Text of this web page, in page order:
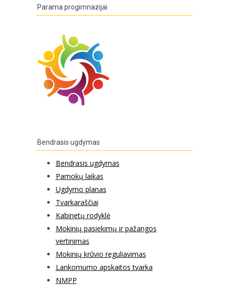
Parama progimnazijai
Bendrasis ugdymas
Bendrasis ugdymas
Pamokų laikas
Ugdymo planas
Tvarkaraščiai
Kabinetų rodyklė
Mokinių pasiekimų ir pažangos
vertinimas
Mokinių krūvio reguliavimas
Lankomumo apskaitos tvarka
NMPP